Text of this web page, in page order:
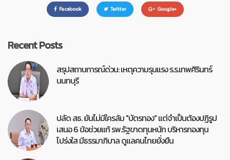
Facebook Twitter Google+
Recent Posts
สรุปสถานการณ์ด่วน: เหตุความรุนแรง ร.ร.เทพศิรินทร์
นนทบุรี
ปลัด สธ. ยันไม่มีใครล้ม "บัตรทอง" แต่จำเป็นต้องปฏิรูป
เสนอ 6 ข้อช่วยแก้ รพ.รัฐขาดทุนหนัก บริหารกองทุน
โปร่งใส มีธรรมาภิบาล ดูแลคนไทยยั่งยืน